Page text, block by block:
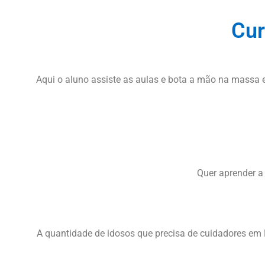
Aqui o aluno assiste as aulas e bota a mão na
Quer aprender
A quantidade de idosos que precisa de cuidadores